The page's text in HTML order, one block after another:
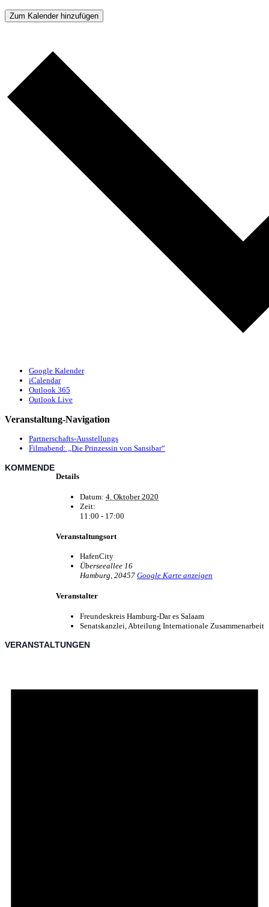
Zum Kalender hinzufügen
Google Kalender
iCalendar
Outlook 365
Outlook Live
Veranstaltung-Navigation
Partnerschafts-Ausstellungs
Filmabend: „Die Prinzessin von Sansibar“
Details
Datum: 4. Oktober 2020
Zeit:
11:00 - 17:00
Veranstaltungsort
HafenCity
Überseeallee 16
Hamburg, 20457 Google Karte anzeigen
Veranstalter
Freundeskreis Hamburg-Dar es Salaam
Senatskanzlei, Abteilung Internationale Zusammenarbeit
KOMMENDE
VERANSTALTUNGEN